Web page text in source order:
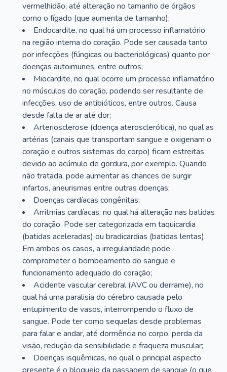
vermelhidão, até alteração no tamanho de órgãos
como o fígado (que aumenta de tamanho);
Endocardite, no qual há um processo inflamatório
na região interna do coração. Pode ser causada tanto
por infecções (fúngicas ou bacteriológicas) quanto por
doenças autoimunes, entre outros;
Miocardite, no qual ocorre um processo inflamatório
no músculos do coração, podendo ser resultante de
infecções, uso de antibióticos, entre outros. Causa
desde falta de ar até dor;
Arteriosclerose (doença aterosclerótica), no qual as
artérias (canais que transportam sangue e oxigenam o
coração e outros sistemas do corpo) ficam estreitas
devido ao acúmulo de gordura, por exemplo. Quando
não tratada, pode aumentar as chances de surgir
infartos, aneurismas entre outras doenças;
Doenças cardíacas congênitas;
Arritmias cardíacas, no qual há alteração nas batidas
do coração. Pode ser categorizada em taquicardia
(batidas aceleradas) ou bradicardias (batidas lentas).
Em ambos os casos, a irregularidade pode
comprometer o bombeamento do sangue e
funcionamento adequado do coração;
Acidente vascular cerebral (AVC ou derrame), no
qual há uma paralisia do cérebro causada pelo
entupimento de vasos, interrompendo o fluxo de
sangue. Pode ter como sequelas desde problemas
para falar e andar, até dormência no corpo, perda da
visão, redução da sensibilidade e fraqueza muscular;
Doenças isquêmicas, no qual o principal aspecto